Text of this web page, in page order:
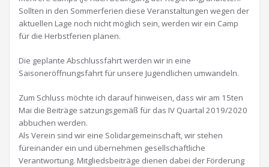
Sollten in den Sommerferien diese Veranstaltungen wegen der
aktuellen Lage noch nicht möglich sein, werden wir ein Camp
für die Herbstferien planen.
Die geplante Abschlussfahrt werden wir in eine
Saisoneröffnungsfahrt für unsere Jugendlichen umwandeln.
Zum Schluss möchte ich darauf hinweisen, dass wir am 15ten
Mai die Beiträge satzungsgemäß für das IV Quartal 2019/2020
abbuchen werden.
Als Verein sind wir eine Solidargemeinschaft, wir stehen
füreinander ein und übernehmen gesellschaftliche
Verantwortung. Mitgliedsbeiträge dienen dabei der Förderung